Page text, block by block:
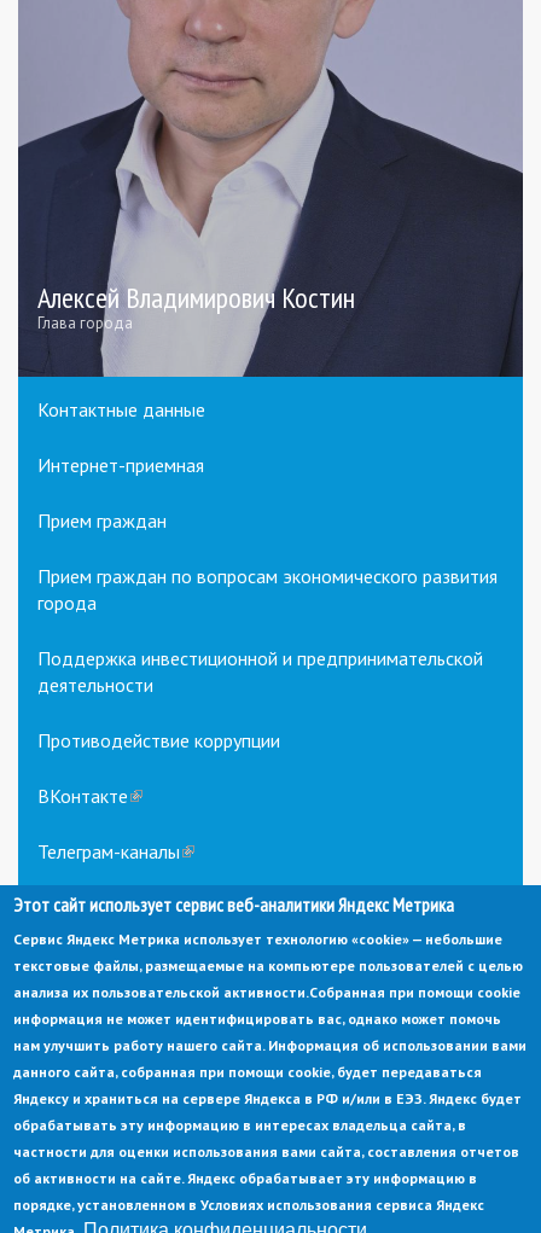
Алексей Владимирович Костин
Глава города
Контактные данные
Интернет-приемная
Прием граждан
Прием граждан по вопросам экономического развития
города
Поддержка инвестиционной и предпринимательской
деятельности
Противодействие коррупции
ВКонтакте(link
external)
Телеграм-каналы(link
external)
© Администрация города Заречный
Электронная почта:
adm@zarechny.zato.ru
sends
e-
mail)
Пензенская обл, г. Заречный, пр-кт. 30-летия Победы, д. 27, 442960
При публикации материалов сайта ссылка на источник обязательна.
Этот сайт использует сервис веб-аналитики Яндекс Метрика
Сервис Яндекс Метрика использует технологию «cookie» — небольшие
текстовые файлы, размещаемые на компьютере пользователей с целью
анализа их пользовательской активности.Собранная при помощи cookie
информация не может идентифицировать вас, однако может помочь
нам улучшить работу нашего сайта. Информация об использовании вами
данного сайта, собранная при помощи cookie, будет передаваться
Яндексу и храниться на сервере Яндекса в РФ и/или в ЕЭЗ. Яндекс будет
обрабатывать эту информацию в интересах владельца сайта, в
частности для оценки использования вами сайта, составления отчетов
об активности на сайте. Яндекс обрабатывает эту информацию в
порядке, установленном в Условиях использования сервиса Яндекс